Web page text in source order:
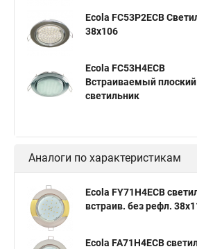
Ecola FC53P2ECB
38x106
Ecola FC53H4ECB
Встраиваемый плоский
светильник
Аналоги по характеристикам
Ecola FY71H4ECB
встраив. без рефл.
Ecola FA71H4ECB